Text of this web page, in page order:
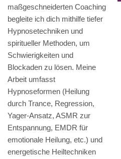
maßgeschneiderten Coaching
begleite ich dich mithilfe tiefer
Hypnosetechniken und
spiritueller Methoden, um
Schwierigkeiten und
Blockaden zu lösen. Meine
Arbeit umfasst
Hypnoseformen (Heilung
durch Trance, Regression,
Yager-Ansatz, ASMR zur
Entspannung, EMDR für
emotionale Heilung, etc.) und
energetische Heiltechniken